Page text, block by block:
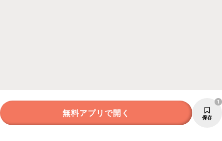
無料アプリで開く 保存
1